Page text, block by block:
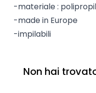
-materiale :
-made in Europe
-impilabili
Non hai